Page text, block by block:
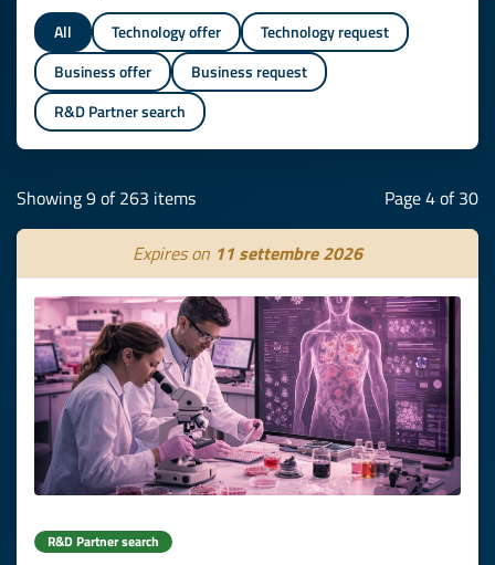
All Technology offer
Technology request
Business offer
Business request
R&D Partner search
Showing 9 of 263 items Page 4 of 30
Expires on 11 settembre 2026
R&D Partner search